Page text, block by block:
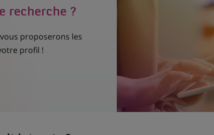
recherche ?
proposerons les
profil !